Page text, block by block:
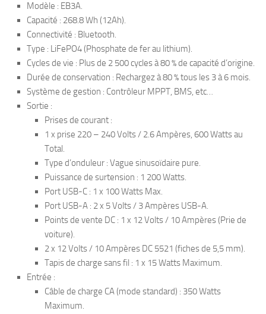
Modèle : EB3A.
Capacité : 268.8 Wh (12Ah).
Connectivité : Bluetooth.
Type : LiFePO4 (Phosphate de fer au lithium).
Cycles de vie : Plus de 2 500 cycles à 80 % de capacité d’origine.
Durée de conservation : Rechargez à 80 % tous les 3 à 6 mois.
Système de gestion : Contrôleur MPPT, BMS, etc…
Sortie :
Prises de courant :
1 x prise 220 – 240 Volts / 2.6 Ampères, 600 Watts au
Total.
Type d’onduleur : Vague sinusoïdaire pure.
Puissance de surtension : 1 200 Watts.
Port USB-C : 1 x 100 Watts Max.
Port USB-A : 2 x 5 Volts / 3 Ampères USB-A.
Points de vente DC : 1 x 12 Volts / 10 Ampères (Prie de
voiture).
2 x 12 Volts / 10 Ampères DC 5521 (fiches de 5,5 mm).
Tapis de charge sans fil : 1 x 15 Watts Maximum.
Entrée :
Câble de charge CA (mode standard) : 350 Watts
Maximum.